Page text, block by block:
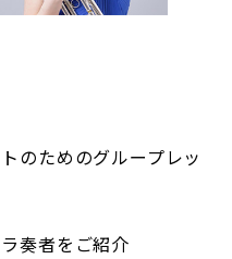
のためのグループレッ
奏者をご紹介